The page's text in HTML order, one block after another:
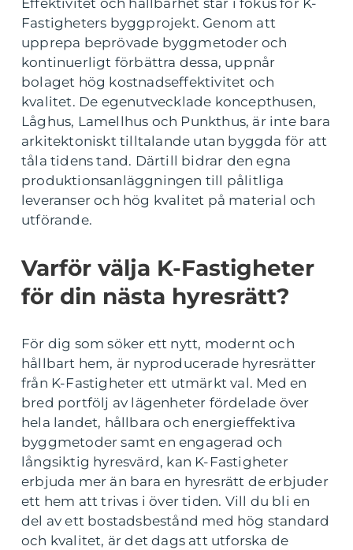
Effektivitet och hållbarhet står i fokus för K-
Fastigheters byggprojekt. Genom att
upprepa beprövade byggmetoder och
kontinuerligt förbättra dessa, uppnår
bolaget hög kostnadseffektivitet och
kvalitet. De egenutvecklade koncepthusen,
Låghus, Lamellhus och Punkthus, är inte bara
arkitektoniskt tilltalande utan byggda för att
tåla tidens tand. Därtill bidrar den egna
produktionsanläggningen till pålitliga
leveranser och hög kvalitet på material och
utförande.
Varför välja K-Fastigheter
för din nästa hyresrätt?
För dig som söker ett nytt, modernt och
hållbart hem, är nyproducerade hyresrätter
från K-Fastigheter ett utmärkt val. Med en
bred portfölj av lägenheter fördelade över
hela landet, hållbara och energieffektiva
byggmetoder samt en engagerad och
långsiktig hyresvärd, kan K-Fastigheter
erbjuda mer än bara en hyresrätt de erbjuder
ett hem att trivas i över tiden. Vill du bli en
del av ett bostadsbestånd med hög standard
och kvalitet, är det dags att utforska de